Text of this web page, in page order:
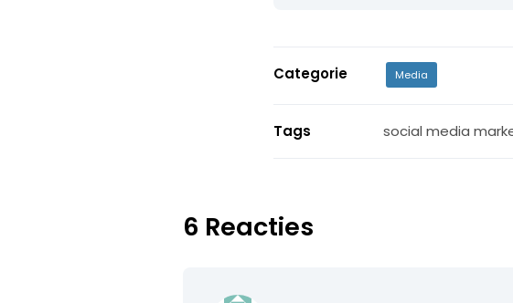
Categorie Media
Tags social media
6 Reacties